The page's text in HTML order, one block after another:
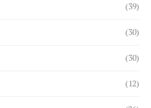
(39)
(30)
(30)
(12)